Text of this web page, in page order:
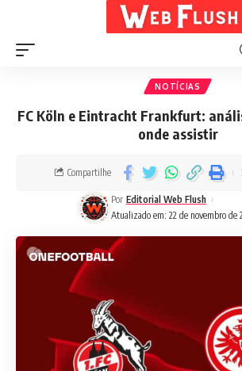
NOTÍCIAS
FC Köln e Eintracht Frankfurt:
onde assistir
Atualizado em: 22 de novembro de
Por Editorial Web Flush
Compartilhe